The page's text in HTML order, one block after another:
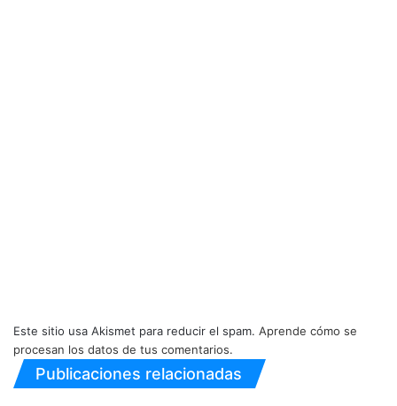
Este sitio usa Akismet para reducir el spam. Aprende cómo se
procesan los datos de tus comentarios.
Publicaciones relacionadas